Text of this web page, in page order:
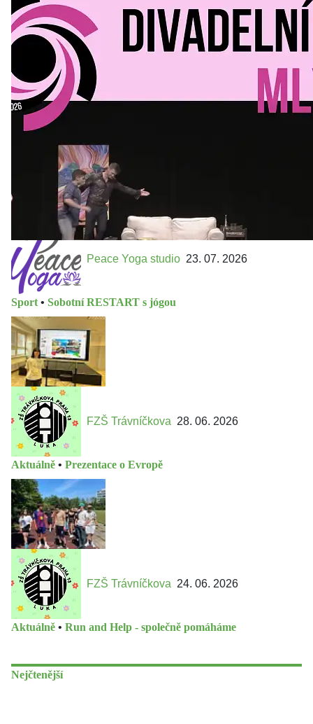
Divadelní Mlýn 30. 07. 2026
Kultura a volný čas
Divadelní mlýn. 15. až 18. října KD
MLEJN. Vstupenky již v prodeji.
Přijďte na přátelský festival divadla a inspirace 15. až 18.
října 2026 Vstupenky již v prodeji na GOOUT -
https://divadelnimlyn.cz/vstupenky Představ si čtyři dny
Peace Yoga studio 23. 07. 2026
Sport • Sobotní RESTART s jógou
FZŠ Trávníčkova 28. 06. 2026
Aktuálně • Prezentace o Evropě
FZŠ Trávníčkova 24. 06. 2026
Aktuálně • Run and Help - společně pomáháme
Nejčtenější